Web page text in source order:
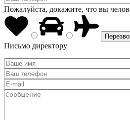
Пожалуйста, докажите, что вы
Письмо директору